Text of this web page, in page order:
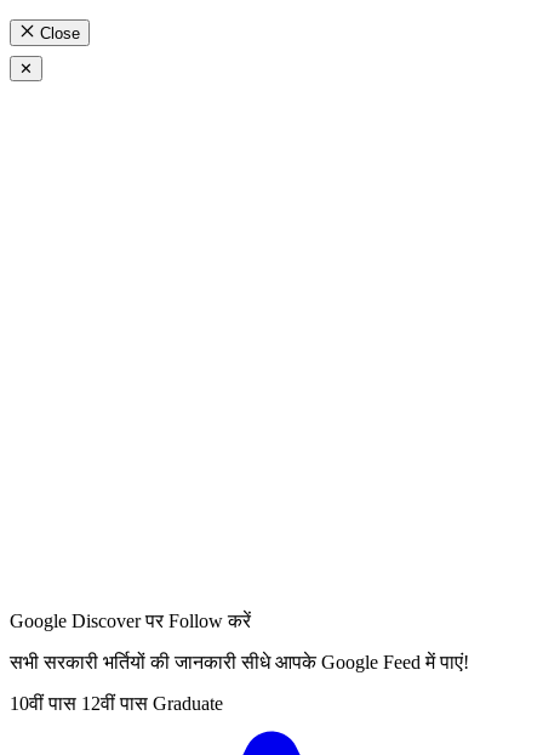
Close
✕
Google Discover पर Follow करें
सभी सरकारी भर्तियों की जानकारी सीधे आपके Google Feed में पाएं!
10वीं पास 12वीं पास Graduate